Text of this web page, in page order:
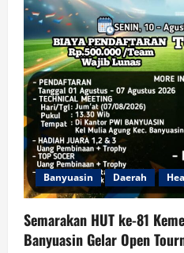
Banyuasin Daerah
Semarakan HUT ke-81
Banyuasin Gelar Open